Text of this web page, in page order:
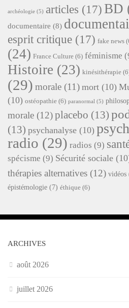
archéologie (5) articles (17) BD
documentaire (8)
esprit critique (17) fake news
(24) France Culture (6) féminisme
Histoire (23) kinésithérapie
(29) morale (11) mort (10)
(10) ostéopathie (6) paranormal (5)
morale (12)placebo (13)
(13) psychanalyse (10)
radio (29) radios (9)
spécisme (9) Sécurité sociale
thérapies alternatives (12) vidéos
épistémologie (7) éthique (6)
ARCHIVES
août 2026
juillet 2026